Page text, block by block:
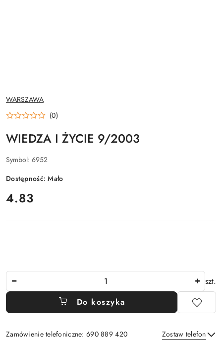
NAZWA
PRODUCENTA:
WARSZAWA
(0)
WIEDZA I ŻYCIE 9/2003
Symbol: 6952
Dostępność:Mało
cena:
4.83
szt.
Do koszyka
Zamówienie telefoniczne: 690 889 420 Zostaw telefon